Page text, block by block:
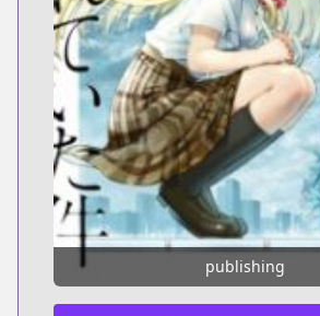
publishing